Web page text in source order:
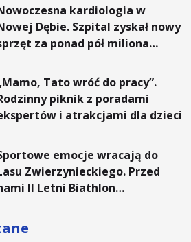
kardiologia w
Dębie. Szpital zyskał nowy
za ponad pół miliona
Tato wróć do pracy”.
piknik z poradami
i atrakcjami dla dzieci
emocje wracają do
Zwierzynieckiego. Przed
II Letni Biathlon